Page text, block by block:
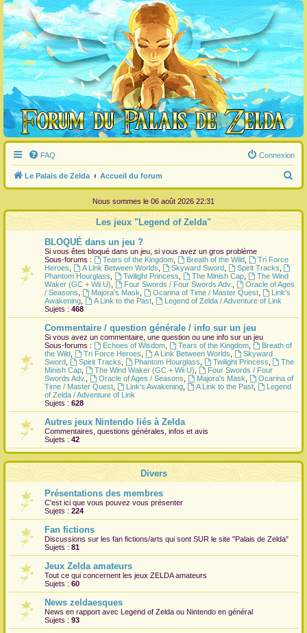
FAQ Connexion
Le Palais de Zelda Accueil du forum
e
c
Nous sommes le 06 août 2026 22:31
Les jeux "Legend of Zelda"
BLOQUÉ dans un jeu ?
Si vous êtes bloqué dans un jeu, si vous avez un gros problème
Sous-forums :
Tears of the Kingdom, Breath of the Wild,
Tri Force
Heroes
A Link Between Worlds Skyward Sword, Spirit Tracks
Phantom Hourglass
Twilight Princess The Minish Cap,
The Wind
Waker (GC + Wii U)
Four Swords / Four Swords Adv.
Oracle of Ages
/ Seasons
Majora's Mask Ocarina of Time / Master Quest,
Link's
Awakening
A Link to the Past,
Legend of Zelda / Adventure of Link
Sujets : 468
Commentaire / question générale / info sur un jeu
Si vous avez un commentaire, une question ou une info sur un jeu
Sous-forums :
Echoes of Wisdom, Tears of the Kingdom,
Breath of
the Wild
Tri Force Heroes A Link Between Worlds
Skyward
Sword
Spirit Tracks Phantom Hourglass Twilight Princess
The
Minish Cap
The Wind Waker (GC + Wii U)
Four Swords / Four
Swords Adv.
Oracle of Ages / Seasons Majora's Mask
Ocarina of
Time / Master Quest
Link's Awakening, A Link to the Past,
Legend
of Zelda / Adventure of Link
Sujets : 628
Autres jeux Nintendo liés à Zelda
Commentaires, questions générales, infos et avis
Sujets : 42
Divers
Présentations des membres
C'est ici que vous pouvez vous présenter
Sujets : 224
Fan fictions
Discussions sur les fan fictions/arts qui sont SUR le site "Palais de Zelda"
Sujets : 81
Jeux Zelda amateurs
Tout ce qui concernent les jeux ZELDA amateurs
Sujets : 60
News zeldaesques
News en rapport avec Legend of Zelda ou Nintendo en général
Sujets : 93